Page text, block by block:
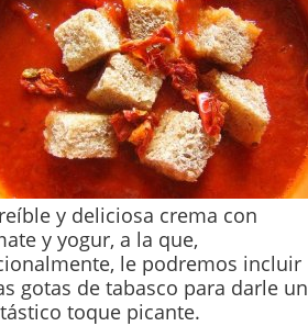
y deliciosa crema con
y yogur, a la que,
le podremos incluir
gotas de tabasco para darle un
toque picante.